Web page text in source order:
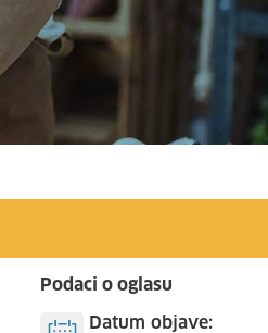
Podaci o oglasu
Datum objave: